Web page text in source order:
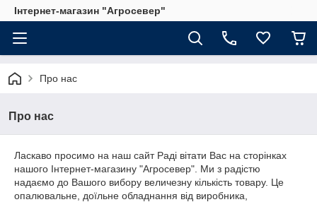
Інтернет-магазин "Агросевер"
Про нас
Про нас
Ласкаво просимо на наш сайт Раді вітати Вас на сторінках
нашого Інтернет-магазину "Агросевер". Ми з радістю
надаємо до Вашого вибору величезну кількість товару. Це
опалювальне, доїльне обладнання від виробника,